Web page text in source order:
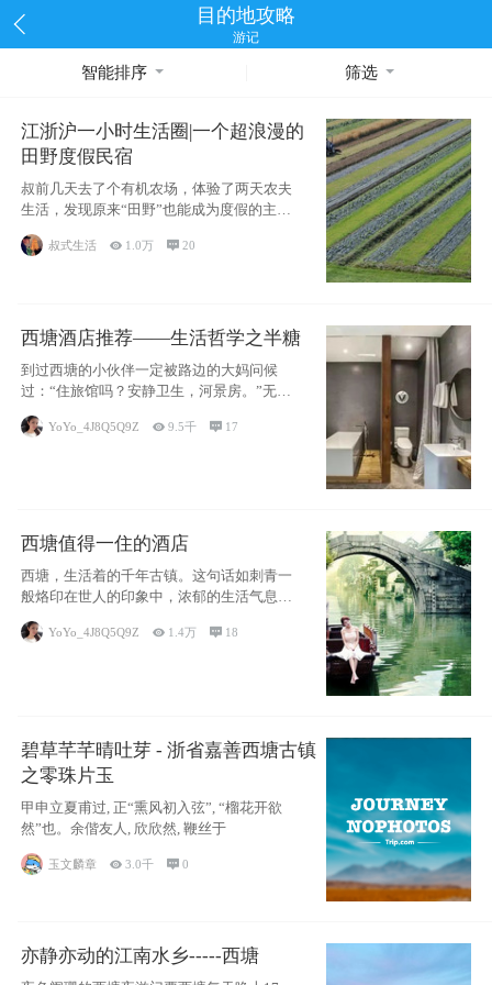
目的地攻略
游记
智能排序 筛选
江浙沪一小时生活圈|一个超浪漫的
田野度假民宿
叔前几天去了个有机农场，体验了两天农夫
生活，发现原来“田野”也能成为度假的主旋
律。江
叔式生活  1.0万 20
西塘酒店推荐——生活哲学之半糖
到过西塘的小伙伴一定被路边的大妈问候
过：“住旅馆吗？安静卫生，河景房。”无意
YoYo_4J8Q5Q9Z 9.5千  17
西塘值得一住的酒店
西塘，生活着的千年古镇。这句话如刺青一
般烙印在世人的印象中，浓郁的生活气息，
小桥流水
YoYo_4J8Q5Q9Z  1.4万  18
碧草芊芊晴吐芽 - 浙省嘉善西塘古镇
之零珠片玉
甲申立夏甫过, 正“熏风初入弦”, “榴花开欲
然”也。余偕友人, 欣欣然, 鞭丝于
玉文麟章  3.0千 0
亦静亦动的江南水乡-----西塘